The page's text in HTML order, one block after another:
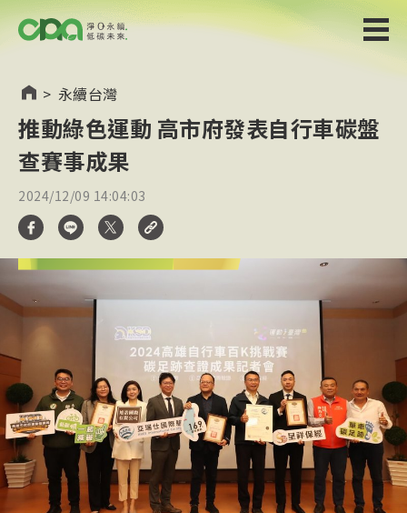
> 永續台灣
推動綠色運動 高市府發表自行車碳盤
查賽事成果
2024/12/09 14:04:03